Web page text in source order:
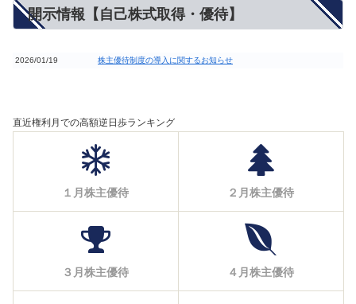
開示情報【自己株式取得・優待】
2026/01/19 株主優待制度の導入に関するお知らせ
直近権利月での高額逆日歩ランキング
１月株主優待 ２月株主優待
３月株主優待 ４月株主優待